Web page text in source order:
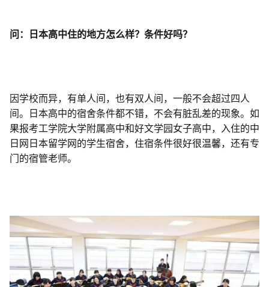
问：日本高中住的地方怎么样？条件好吗？
因学校而异，有单人间，也有双人间，一般不会超过四人
间。日本高中的宿舍条件都不错，不会有脏乱差的现象。如
果报考工学院大学附属高中和好文学园女子高中，入住的中
日网日本留学网的学生宿舍，住宿条件很好很温馨，还有专
门的宿管老师。